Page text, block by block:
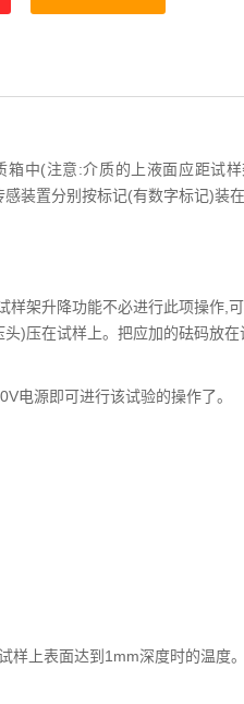
中(注意:介质的上液面应距试
装置分别按标记(有数字标记)装在
架升降功能不必进行此项操作,
)压在试样上。把应加的砝码放
电源即可进行该试验的操作了。
上表面达到1mm深度时的温度。